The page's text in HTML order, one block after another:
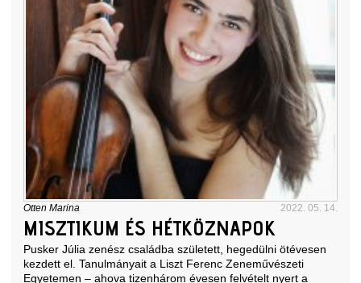
Otten Marina 2022. 05. 14.
MISZTIKUM ÉS HÉTKÖZNAPOK
Pusker Júlia zenész családba született, hegedülni ötévesen
kezdett el. Tanulmányait a Liszt Ferenc Zeneművészeti
Egyetemen ‒ ahova tizenhárom évesen felvételt nyert a